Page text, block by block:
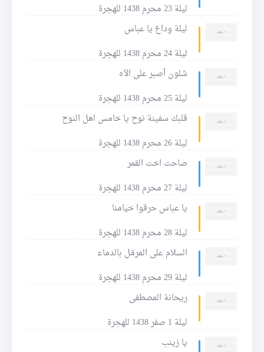
ليلة 23 محرم 1438 للهجرة
ليلة وداع يا عباس
ليلة 24 محرم 1438 للهجرة
شلون أصبر على الآه
ليلة 25 محرم 1438 للهجرة
قلبك سفينة نوح يا خامس اهل النوح
ليلة 26 محرم 1438 للهجرة
صاحت اخت القمر
ليلة 27 محرم 1438 للهجرة
يا عباس حرقوا خيامنا
ليلة 28 محرم 1438 للهجرة
السلام على المرمّل بالدماء
ليلة 29 محرم 1438 للهجرة
ريحانة المصطفى
ليلة 1 صفر 1438 للهجرة
يا زينب